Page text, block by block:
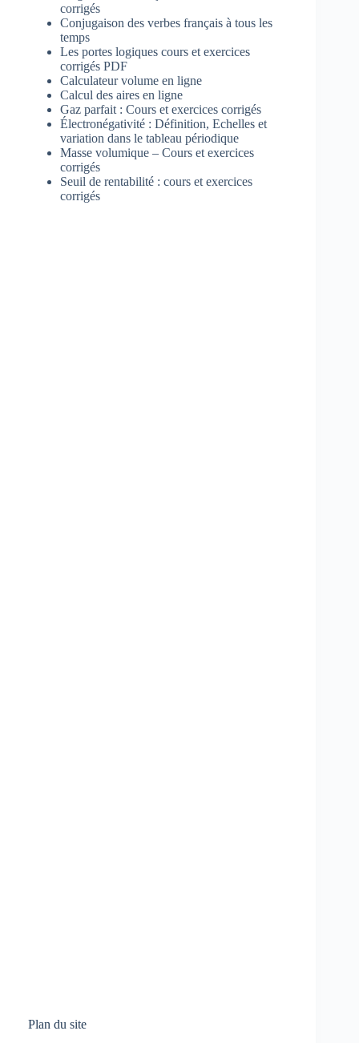
corrigés
Conjugaison des verbes français à tous les
temps
Les portes logiques cours et exercices
corrigés PDF
Calculateur volume en ligne
Calcul des aires en ligne
Gaz parfait : Cours et exercices corrigés
Électronégativité : Définition, Echelles et
variation dans le tableau périodique
Masse volumique – Cours et exercices
corrigés
Seuil de rentabilité : cours et exercices
corrigés
Plan du site